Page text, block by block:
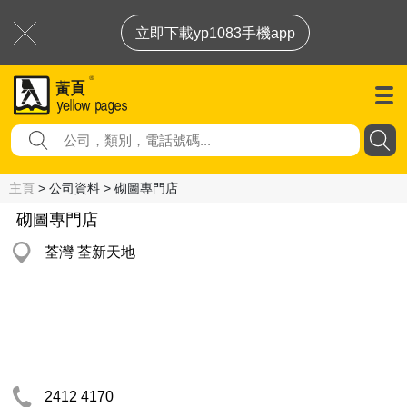
立即下載yp1083手機app
主頁 > 公司資料 > 砌圖專門店
砌圖專門店
荃灣 荃新天地
2412 4170